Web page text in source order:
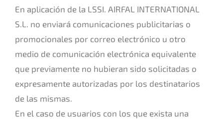
En aplicación de la LSSI. AIRFAL INTERNATIONAL
S.L. no enviará comunicaciones publicitarias o
promocionales por correo electrónico u otro
medio de comunicación electrónica equivalente
que previamente no hubieran sido solicitadas o
expresamente autorizadas por los destinatarios
de las mismas.
En el caso de usuarios con los que exista una